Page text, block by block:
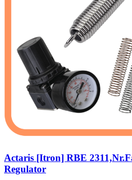
Actaris [Itron] RBE
Regulator